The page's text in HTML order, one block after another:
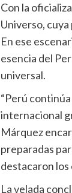
Con la
Universo,
En ese
esencia del
universal.
“Perú
internacional
Márquez
preparadas
destacaron
La velada